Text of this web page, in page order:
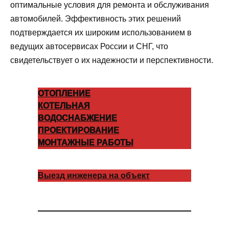
оптимальные условия для ремонта и обслуживания
автомобилей. Эффективность этих решений
подтверждается их широким использованием в
ведущих автосервисах России и СНГ, что
свидетельствует о их надежности и перспективности.
ОТОПЛЕНИЕ
КОТЕЛЬНАЯ
ВОДОСНАБЖЕНИЕ
ПРОЕКТИРОВАНИЕ
МОНТАЖНЫЕ РАБОТЫ
Выезд инженера на объект